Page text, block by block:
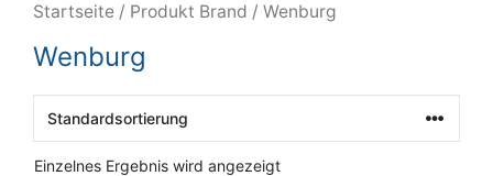
Startseite / Produkt Brand / Wenburg
Wenburg
Einzelnes Ergebnis wird angezeigt